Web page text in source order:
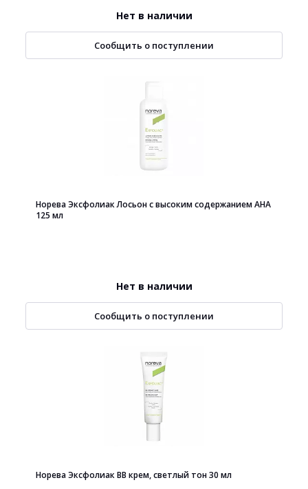
Нет в наличии
Сообщить о поступлении
Норева Эксфолиак Лосьон с высоким содержанием АНА
125 мл
Нет в наличии
Сообщить о поступлении
Норева Эксфолиак ВВ крем, светлый тон 30 мл